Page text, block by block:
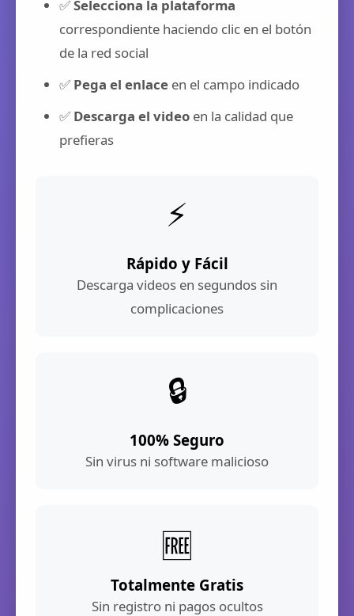
✅Selecciona la plataforma
correspondiente haciendo clic en el botón
de la red social
✅ Pega el enlace en el campo indicado
✅ Descarga el video en la calidad que
prefieras
⚡
Rápido y Fácil
Descarga videos en segundos sin
complicaciones
🔒
100% Seguro
Sin virus ni software malicioso
🆓
Totalmente Gratis
Sin registro ni pagos ocultos